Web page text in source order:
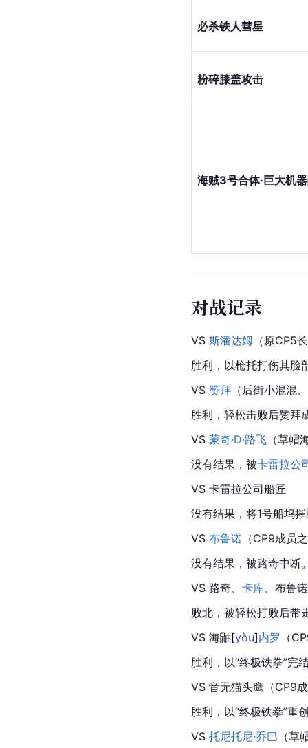
必杀铁人彗星
粉碎膝盖攻击
海贼3号合体·巨大机
对战记录
VS 斯潘达姆 （原CP5
胜利，以枪托打伤其脸
VS 赞拜 （后街小混混
胜利，轻松击败后赞拜
VS 蒙奇·D·路飞 （草
没有结果，被卡雷拉公
VS 卡雷拉公司船匠
没有结果，将1号船坞
VS 布鲁诺 （CP9成员
没有结果，被路奇中断
VS 路奇、 卡库、 布鲁诺
败北，被轻松打败后带
VS 海鼬[yòu]内罗 （
胜利，以“终极铁拳”完
VS 音无猫头鹰 （CP9
胜利，以“终极铁拳”重
VS 托尼托尼·乔巴 （